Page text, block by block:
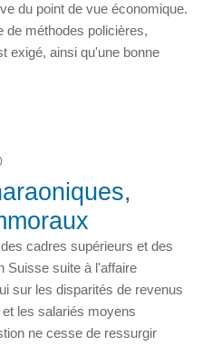
du point de vue économique.
de méthodes policières,
exigé, ainsi qu'une bonne
cadres supérieurs et des
Suisse suite à l'affaire
sur les disparités de revenus
les salariés moyens
ne cesse de ressurgir